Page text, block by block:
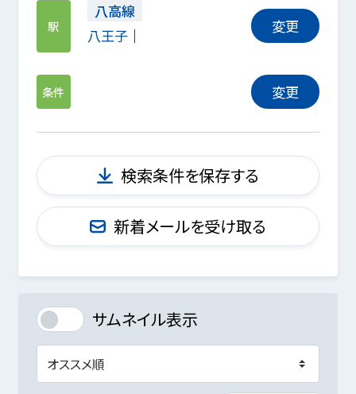
駅
八高線
八王子
変更
条件 変更
検索条件を保存する
新着メールを受け取る
サムネイル表示